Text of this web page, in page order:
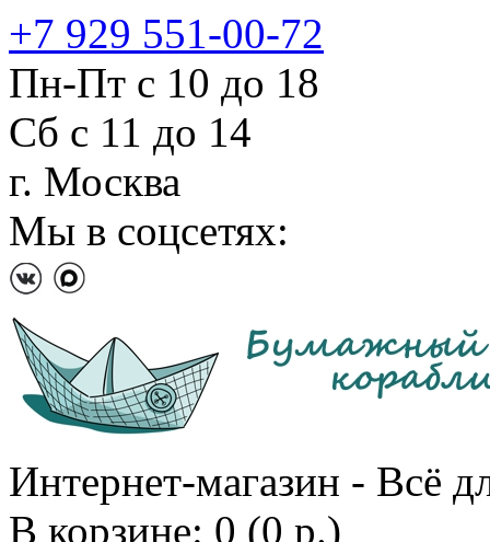
+7 929 551-00-72
Пн-Пт с 10 до 18
Сб с 11 до 14
г. Москва
Мы в соцсетях:
Интернет-магазин - Всё
В корзине: 0 (0 р.)